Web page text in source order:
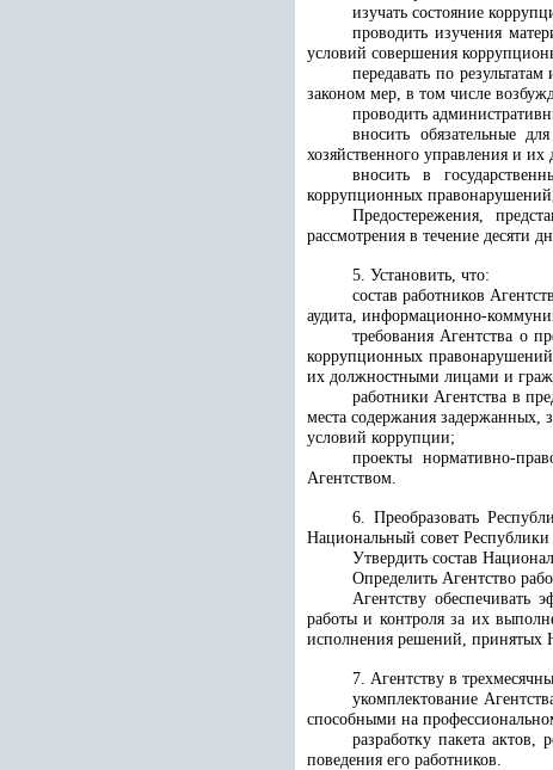
изучать состояние
проводить изучения
условий совершения
передавать по
законом мер, в том числе
проводить
вносить обязательные
хозяйственного управления и
вносить в
коррупционных
Предостережения,
рассмотрения в течение десяти
5. Установить, что:
состав работников
аудита, информационно-
требования Агентства о
коррупционных
их должностными лицами и
работники Агентства в
места содержания задержанных,
условий коррупции;
проекты нормативно-
Агентством.
6. Преобразовать
Национальный совет
Утвердить состав
Определить Агентство
Агентству обеспечивать
работы и контроля за их
исполнения решений, принятых
7. Агентству в
укомплектование
способными на
разработку пакета
поведения его работников.